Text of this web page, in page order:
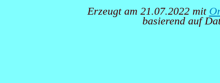
Erzeugt am 21.07.2022 mit
basierend auf